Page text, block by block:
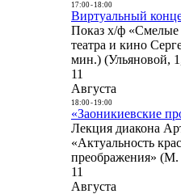
17:00- 18:00
Виртуальный
Показ х/ф «Смелые
театра и кино
мин.) (Ульяновой,
11
Августа
18:00- 19:00
«Заоникиевские
Лекция диакона
«Актуальность
преображения» (М.
11
Августа